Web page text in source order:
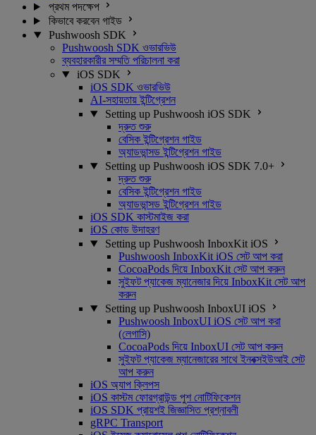
প্রথম পদক্ষেপ
কিভাবে করবেন গাইড
Pushwoosh SDK
Pushwoosh SDK ওভারভিউ
ব্যবহারকারীর সম্মতি পরিচালনা করা
iOS SDK
iOS SDK ওভারভিউ
AI-সহায়তায় ইন্টিগ্রেশন
Setting up Pushwoosh iOS SDK
দ্রুত শুরু
বেসিক ইন্টিগ্রেশন গাইড
অ্যাডভান্সড ইন্টিগ্রেশন গাইড
Setting up Pushwoosh iOS SDK 7.0+
দ্রুত শুরু
বেসিক ইন্টিগ্রেশন গাইড
অ্যাডভান্সড ইন্টিগ্রেশন গাইড
iOS SDK কাস্টমাইজ করা
iOS কোড উদাহরণ
Setting up Pushwoosh InboxKit iOS
Pushwoosh InboxKit iOS সেট আপ করা
CocoaPods দিয়ে InboxKit সেট আপ করুন
সুইফট প্যাকেজ ম্যানেজার দিয়ে InboxKit সেট আপ
করুন
Setting up Pushwoosh InboxUI iOS
Pushwoosh InboxUI iOS সেট আপ করা
(লেগাসি)
CocoaPods দিয়ে InboxUI সেট আপ করুন
সুইফট প্যাকেজ ম্যানেজারের সাথে ইনবক্সইউআই সেট
আপ করুন
iOS অ্যাপ ক্লিপস
iOS কাস্টম ফোরগ্রাউন্ড পুশ নোটিফিকেশন
iOS SDK প্রায়শই জিজ্ঞাসিত প্রশ্নাবলী
gRPC Transport